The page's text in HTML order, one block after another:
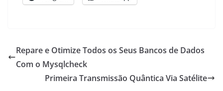
Repare e Otimize Todos os Seus Bancos de Dados
Com o Mysqlcheck
Primeira Transmissão Quântica Via Satélite